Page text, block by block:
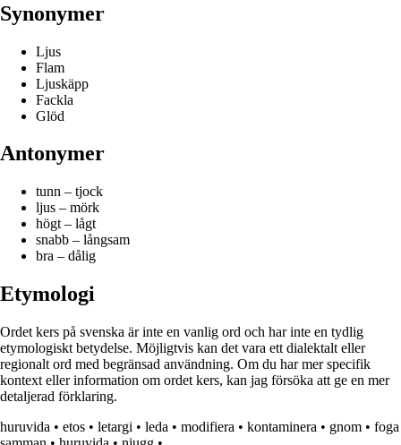
Synonymer
Ljus
Flam
Ljuskäpp
Fackla
Glöd
Antonymer
tunn – tjock
ljus – mörk
högt – lågt
snabb – långsam
bra – dålig
Etymologi
Ordet kers på svenska är inte en vanlig ord och har inte en tydlig
etymologiskt betydelse. Möjligtvis kan det vara ett dialektalt eller
regionalt ord med begränsad användning. Om du har mer specifik
kontext eller information om ordet kers, kan jag försöka att ge en mer
detaljerad förklaring.
huruvida • etos • letargi • leda • modifiera • kontaminera • gnom • foga